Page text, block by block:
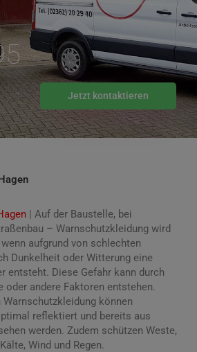
Jetzt kontaktieren
| Auf der Baustelle, bei
– Warnschutzkleidung wird
aufgrund von schlechten
Dunkelheit oder Witterung eine
entsteht. Diese Gefahr kann durch
oder andere Faktoren entstehen.
Warnschutzkleidung können
reflektiert und bereits aus
werden. Zudem schützen Weste,
Wind und Regen.